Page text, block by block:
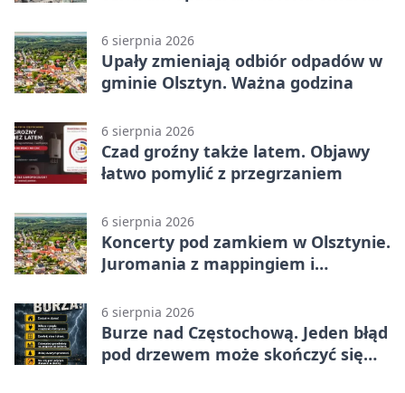
6 sierpnia 2026
Upały zmieniają odbiór odpadów w
gminie Olsztyn. Ważna godzina
6 sierpnia 2026
Czad groźny także latem. Objawy
łatwo pomylić z przegrzaniem
6 sierpnia 2026
Koncerty pod zamkiem w Olsztynie.
Juromania z mappingiem i
6 sierpnia 2026
Burze nad Częstochową. Jeden błąd
pod drzewem może skończyć się